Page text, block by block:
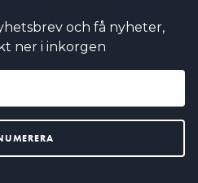
och få nyheter,
ner i inkorgen